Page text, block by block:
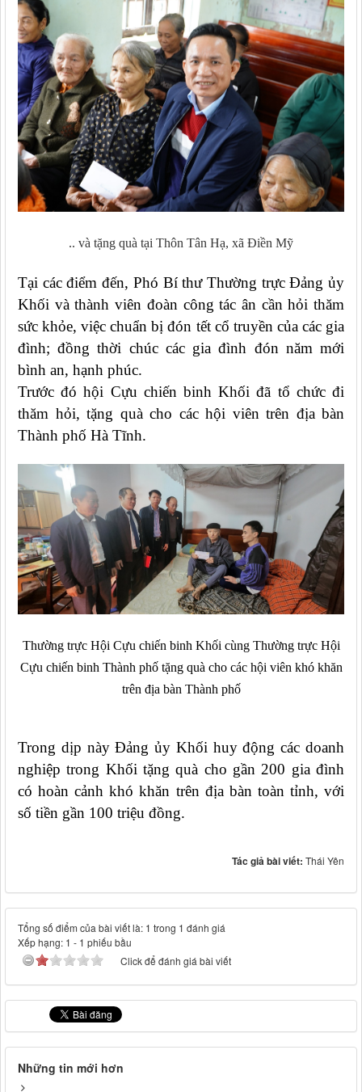
.. và tặng quà tại Thôn Tân Hạ, xã Điền Mỹ
Tại các điểm đến, Phó Bí thư Thường trực Đảng ủy
Khối và thành viên đoàn công tác ân cần hỏi thăm
sức khỏe, việc chuẩn bị đón tết cổ truyền của các gia
đình; đồng thời chúc các gia đình đón năm mới
bình an, hạnh phúc.
Trước đó hội Cựu chiến binh Khối đã tổ chức đi
thăm hỏi, tặng quà cho các hội viên trên địa bàn
Thành phố Hà Tĩnh.
Thường trực Hội Cựu chiến binh Khối cùng Thường trực Hội
Cựu chiến binh Thành phố tặng quà cho các hội viên khó khăn
trên địa bàn Thành phố
Trong dịp này Đảng ủy Khối huy động các doanh
nghiệp trong Khối tặng quà cho gần 200 gia đình
có hoàn cảnh khó khăn trên địa bàn toàn tỉnh, với
số tiền gần 100 triệu đồng.
Tác giả bài viết: Thái Yên
Tổng số điểm của bài viết là: 1 trong 1 đánh giá
Xếp hạng: 1 - 1 phiếu bầu
Click để đánh giá bài viết
Những tin mới hơn